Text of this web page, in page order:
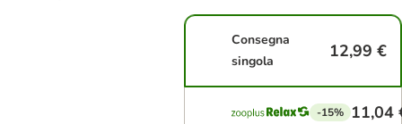
Consegna
singola
12,99 €
-15% 11,04